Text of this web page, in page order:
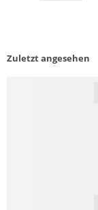
Zuletzt angesehen